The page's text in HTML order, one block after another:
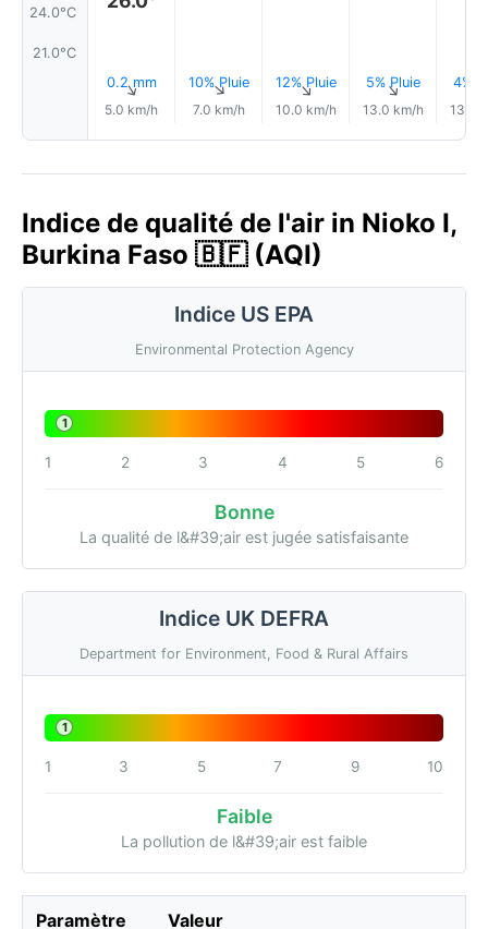
24.0°C
21.0°C
0.2 mm
↑
5.0 km/h
10% Pluie
↑
7.0 km/h
12% Pluie
↑
10.0 km/h
5% Pluie
↑
13.0 km/h
4%
13.0
Indice de qualité de l'air in Nioko I,
Burkina Faso 🇧🇫 (AQI)
Indice US EPA
Environmental Protection Agency
1
1 2 3 4 5 6
Bonne
La qualité de l&#39;air est jugée satisfaisante
Indice UK DEFRA
Department for Environment, Food & Rural Affairs
1
1 3 5 7 9 10
Faible
La pollution de l&#39;air est faible
Paramètre Valeur